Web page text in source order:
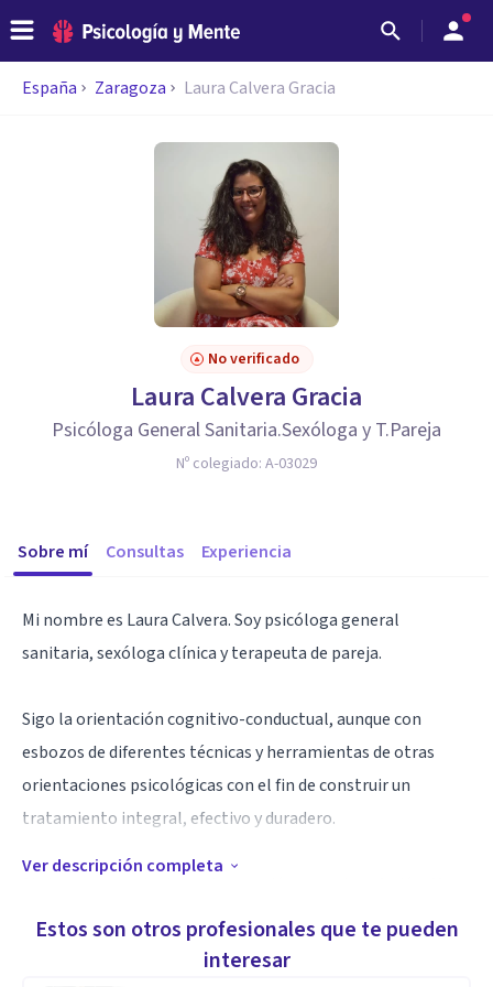
España Zaragoza Laura Calvera Gracia
No verificado
Laura Calvera Gracia
Psicóloga General Sanitaria.Sexóloga y T.Pareja
Nº colegiado: A-03029
Sobre mí Consultas Experiencia
Mi nombre es Laura Calvera. Soy psicóloga general
sanitaria, sexóloga clínica y terapeuta de pareja.
Sigo la orientación cognitivo-conductual, aunque con
esbozos de diferentes técnicas y herramientas de otras
orientaciones psicológicas con el fin de construir un
tratamiento integral, efectivo y duradero.
vuelco y adapto en cada caso y sus necesidades, empleando
todos los medios disponibles para que quien me solicita
Ver descripción completa
Estos son otros profesionales que te pueden
interesar